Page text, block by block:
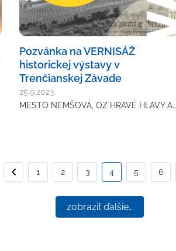
Pozvánka na VERNISÁŽ
historickej výstavy v
Trenčianskej Závade
25.9.2023
MESTO NEMŠOVÁ, OZ HRAVÉ HLAVY A…
Predchádzajúca strana
1 2 3 4 5 6
zobraziť ďalšie…